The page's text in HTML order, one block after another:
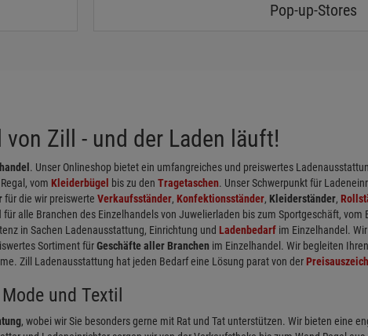
Pop-up-Stores
Zill - und der Laden läuft!
. Unser Onlineshop bietet ein umfangreiches und preiswertes
vom Kleiderbügel bis zu den Tragetaschen. Unser Schwerpunkt für
für die wir preiswerte Verkaufsständer, Konfektionsständer, Kleiderständer,
für alle Branchen des Einzelhandels von Juwelierladen bis zum Sportgeschäft, vom
in Sachen Ladenausstattung, Einrichtung und Ladenbedarf im Einzelhandel.
Sortiment fürGeschäfte aller Branchen im Einzelhandel. Wir begleiten
Zill Ladenausstattung hat jeden Bedarf eine Lösung parat von der
und Textil
, wobei wir Sie besonders gerne mit Rat und Tat unterstützen. Wir bieten eine